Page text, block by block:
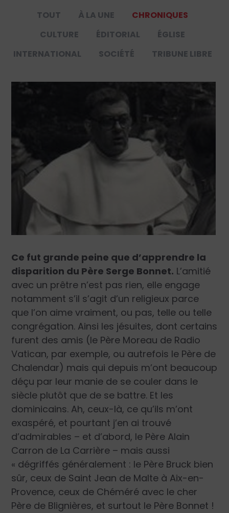
TOUT À LA UNE
CHRONIQUES
CULTURE
ÉDITORIAL
ÉGLISE
INTERNATIONAL
SOCIÉTÉ TRIBUNE LIBRE
Ce fut grande peine que d’apprendre la
disparition du Père Serge Bonnet. L’amitié
avec un prêtre n’est pas rien, elle engage
notamment s’il s’agit d’un religieux parce
que l’on aime vraiment, ou pas, telle ou telle
congrégation. Ainsi les jésuites, dont certains
furent des amis (le Père Moreau de Radio
Vatican, par exemple, ou autrefois le Père de
Chalendar) mais qui depuis m’ont beaucoup
déçu par leur manie de se couler dans le
siècle plutôt que de se battre. Et les
dominicains. Ah, ceux-là, ce qu’ils m’ont
exaspéré, et pourtant j’en ai trouvé
d’admirables – et d’abord, le Père Alain
Carron de La Carrière – mais aussi
« dégriffés généralement : le Père Bruck bien
sûr, ceux de Saint Jean de Malte à Aix-en-
Provence, ceux de Chéméré avec le cher
Père de Blignières, et surtout le Père Bonnet !